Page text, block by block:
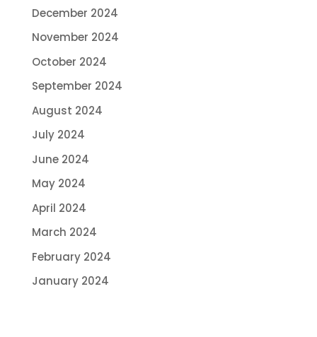
December 2024
November 2024
October 2024
September 2024
August 2024
July 2024
June 2024
May 2024
April 2024
March 2024
February 2024
January 2024